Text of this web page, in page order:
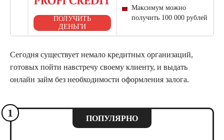
ПОЛУЧИТЬ
ДЕНЬГИ
Максимум можно
получить 100 000 рублей
Сегодня существует немало кредитных организаций,
готовых пойти навстречу своему клиенту, и выдать
онлайн займ без необходимости оформления залога.
ПОПУЛЯРНО
1